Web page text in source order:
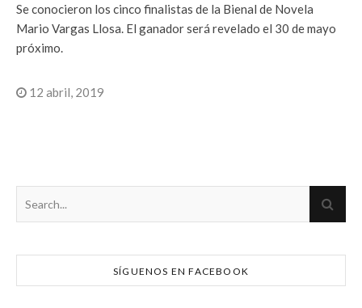
Se conocieron los cinco finalistas de la Bienal de Novela
Mario Vargas Llosa. El ganador será revelado el 30 de mayo
próximo.
12 abril, 2019
SÍGUENOS EN FACEBOOK